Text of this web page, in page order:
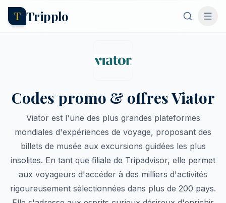
T Tripplo
Codes promo & offres Viator
Viator est l'une des plus grandes plateformes
mondiales d'expériences de voyage, proposant des
billets de musée aux excursions guidées les plus
insolites. En tant que filiale de Tripadvisor, elle permet
aux voyageurs d'accéder à des milliers d'activités
rigoureusement sélectionnées dans plus de 200 pays.